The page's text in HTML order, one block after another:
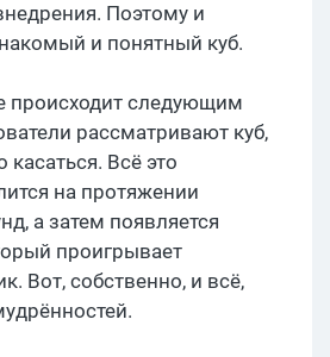
Поэтому и
и понятный куб.
происходит следующим
рассматривают куб,
Всё это
на протяжении
а затем появляется
проигрывает
Вот, собственно, и всё,